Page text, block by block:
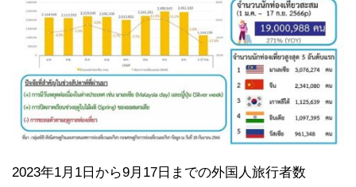
2023年1月1日から9月17日までの外国人旅行者数